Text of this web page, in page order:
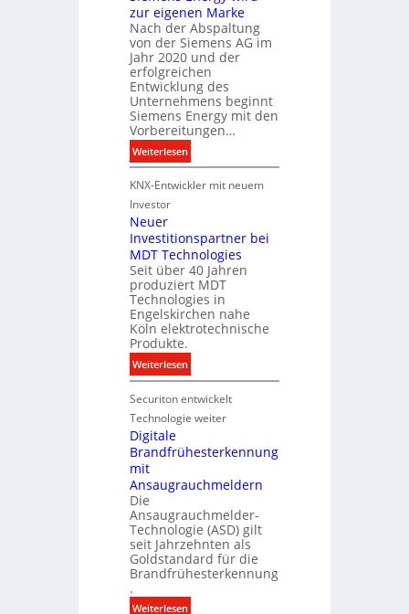
e
l
e
u
c
h
t
u
n
g
s
t
e
c
h
n
i
k
d
i
g
i
t
a
l
e
P
r
o
d
u
k
t
d
a
t
e
n
zur eigenen Marke
Nach der Abspaltung
von der Siemens AG im
Jahr 2020 und der
erfolgreichen
Entwicklung des
Unternehmens beginnt
Siemens Energy mit den
Vorbereitungen…
Weiterlesen:
S
i
e
n
s
E
n
e
y
d
u
e
i
g
e
e
KNX-Entwickler mit neuem
Investor
Neuer
Investitionspartner bei
MDT Technologies
Seit über 40 Jahren
produziert MDT
Technologies in
Engelskirchen nahe
Köln elektrotechnische
Produkte.
Weiterlesen:
N
e
u
r
n
e
s
t
i
i
Securiton entwickelt
Technologie weiter
Digitale
Brandfrühesterkennung
mit
Ansaugrauchmeldern
Die
Ansaugrauchmelder-
Technologie (ASD) gilt
seit Jahrzehnten als
Goldstandard für die
Brandfrühesterkennung
.
Weiterlesen: